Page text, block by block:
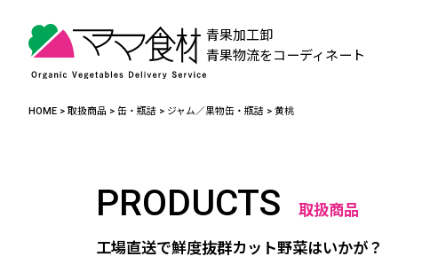
青果加工卸
青果物流をコーディネート
HOME >取扱商品 >缶・瓶詰 > ジャム／果物缶・瓶詰 >黄桃
PRODUCTS 取扱商品
工場直送で鮮度抜群カット野菜はいかが？